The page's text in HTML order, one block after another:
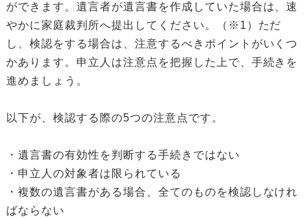
ができます。遺言者が遺言書を作成していた場合は、速
やかに家庭裁判所へ提出してください。（※1）ただ
し、検認をする場合は、注意するべきポイントがいくつ
かあります。申立人は注意点を把握した上で、手続きを
進めましょう。
以下が、検認する際の5つの注意点です。
・遺言書の有効性を判断する手続きではない
・申立人の対象者は限られている
・複数の遺言書がある場合、全てのものを検認しなけれ
ばならない